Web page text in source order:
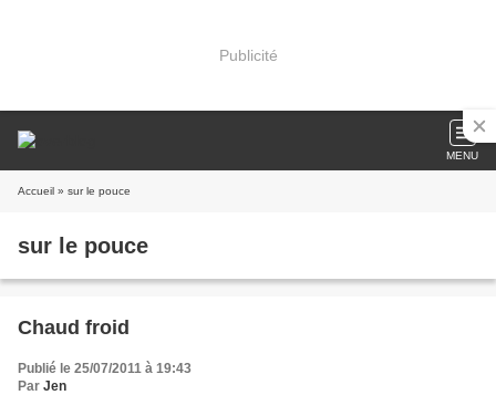
Publicité
MENU
Accueil » sur le pouce
sur le pouce
Chaud froid
Publié le 25/07/2011 à 19:43
Par Jen